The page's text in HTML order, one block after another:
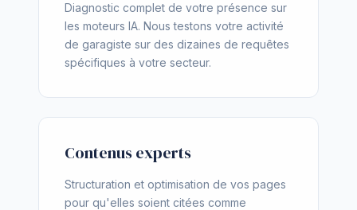
Diagnostic complet de votre présence sur
les moteurs IA. Nous testons votre activité
de garagiste sur des dizaines de requêtes
spécifiques à votre secteur.
Contenus experts
Structuration et optimisation de vos pages
pour qu'elles soient citées comme